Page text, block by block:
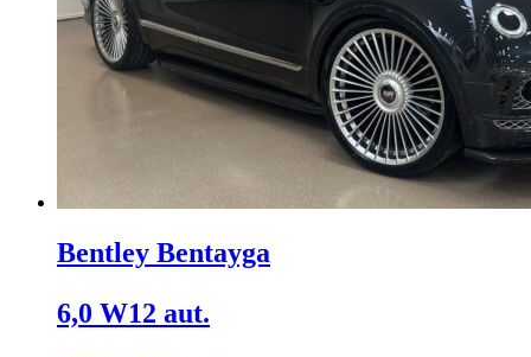
Bentley Bentayga
6,0 W12 aut.